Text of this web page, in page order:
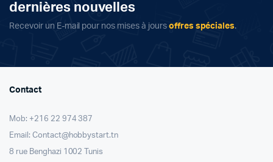
dernières nouvelles
Recevoir un E-mail pour nos mises à jours offres spéciales.
Contact
Mob: +216 22 974 387
Email: Contact@hobbystart.tn
8 rue Benghazi 1002 Tunis